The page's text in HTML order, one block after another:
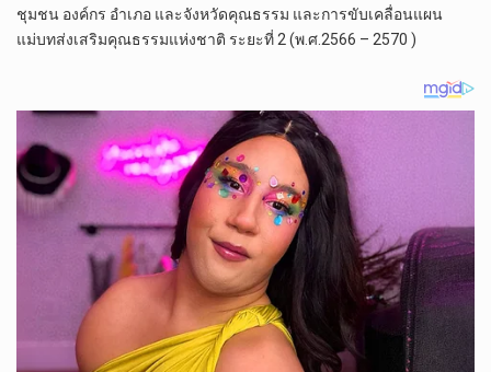
ชุมชน องค์กร อำเภอ และจังหวัดคุณธรรม และการขับเคลื่อนแผน
แม่บทส่งเสริมคุณธรรมแห่งชาติ ระยะที่ 2 (พ.ศ.2566 – 2570 )